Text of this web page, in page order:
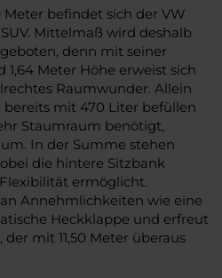
befindet sich der VW
Mittelmaß wird deshalb
denn mit seiner
1,64 Meter Höhe erweist sich
Raumwunder. Allein
bereits mit 470 Liter befüllen
Staumraum benötigt,
In der Summe stehen
die hintere Sitzbank
ermöglicht.
Annehmlichkeiten wie eine
Heckklappe und erfreut
mit 11,50 Meter überaus